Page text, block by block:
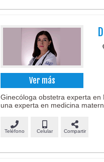
Ver más
Ginecóloga obstetra experta
una experta en medicina
Teléfono Celular Compartir